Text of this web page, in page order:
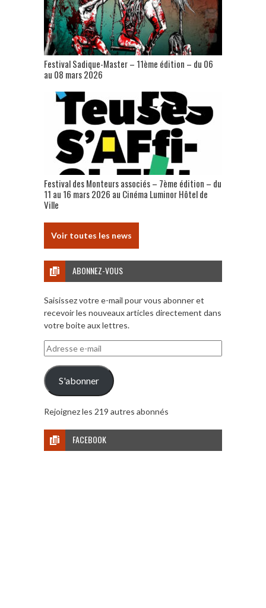
Festival Sadique-Master – 11ème édition – du 06
au 08 mars 2026
Festival des Monteurs associés – 7ème édition – du
11 au 16 mars 2026 au Cinéma Luminor Hôtel de
Ville
Voir toutes les news
ABONNEZ-VOUS
Saisissez votre e-mail pour vous abonner et
recevoir les nouveaux articles directement dans
votre boite aux lettres.
Adresse
e-
mail
S'abonner
Rejoignez les 219 autres abonnés
FACEBOOK